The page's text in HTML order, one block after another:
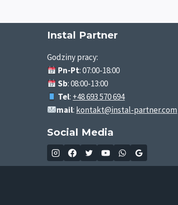
GŁUBCZYCKIM
Instal Partner
Godziny pracy:
Pn-Pt: 07:00-18:00
Sb: 08:00-13:00
Tel: +48 693 570 694
mail: kontakt@instal-partner.com
Social Media